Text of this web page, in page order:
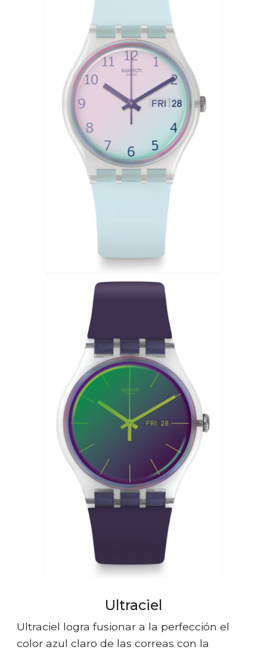
Ultraciel
Ultraciel logra fusionar a la perfección el
color azul claro de las correas con la